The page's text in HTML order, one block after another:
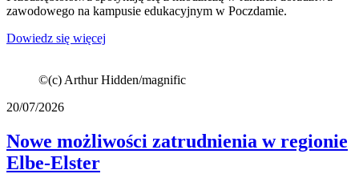
zawodowego na kampusie edukacyjnym w Poczdamie.
Dowiedz się więcej
©(c) Arthur Hidden/magnific
20/07/2026
Nowe możliwości zatrudnienia w regionie
Elbe-Elster